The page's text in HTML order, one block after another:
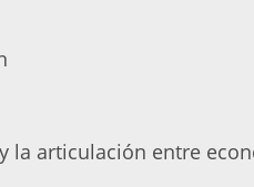
la articulación entre